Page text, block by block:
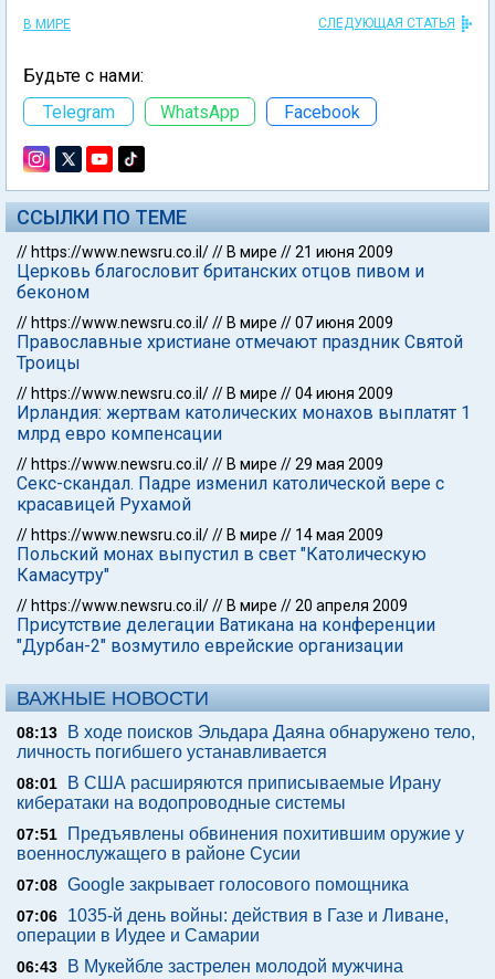
В МИРЕ СЛЕДУЮЩАЯ СТАТЬЯ
Будьте с нами:
Telegram
WhatsApp Facebook
ССЫЛКИ ПО ТЕМЕ
// https://www.newsru.co.il/// В мире //21 июня 2009
Церковь благословит британских отцов пивом и
беконом
// https://www.newsru.co.il/// В мире //07 июня 2009
Православные христиане отмечают праздник Святой
Троицы
// https://www.newsru.co.il/// В мире //04 июня 2009
Ирландия: жертвам католических монахов выплатят 1
млрд евро компенсации
// https://www.newsru.co.il/// В мире //29 мая 2009
Секс-скандал. Падре изменил католической вере с
красавицей Рухамой
// https://www.newsru.co.il/// В мире // 14 мая 2009
Польский монах выпустил в свет "Католическую
Камасутру"
// https://www.newsru.co.il/// В мире //20 апреля 2009
Присутствие делегации Ватикана на конференции
"Дурбан-2" возмутило еврейские организации
ВАЖНЫЕ НОВОСТИ
08:13
В ходе поисков Эльдара Даяна обнаружено тело,
личность погибшего устанавливается
08:01
В США расширяются приписываемые Ирану
кибератаки на водопроводные системы
07:51
Предъявлены обвинения похитившим оружие у
военнослужащего в районе Сусии
07:08 Google закрывает голосового помощника
07:06
1035-й день войны: действия в Газе и Ливане,
операции в Иудее и Самарии
06:43 В Мукейбле застрелен молодой мужчина